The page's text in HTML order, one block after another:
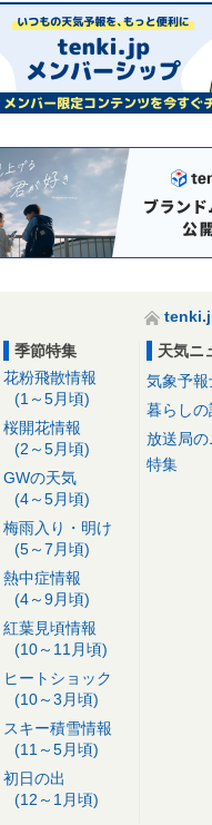
季節特集
花粉飛散情報
(1～5月頃)
桜開花情報
(2～5月頃)
GWの天気
(4～5月頃)
梅雨入り・明け
(5～7月頃)
熱中症情報
(4～9月頃)
紅葉見頃情報
(10～11月頃)
ヒートショック
(10～3月頃)
スキー積雪情報
(11～5月頃)
初日の出
(12～1月頃)
天気ニ
気象予報
暮らしの
放送局の
特集